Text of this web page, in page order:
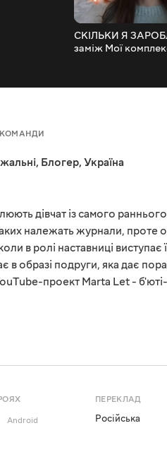
СКІЛЬКИ Я
заміж Мої
КОМАНДИ
, Блогер, Україна
дівчат із самого
належать журнали, проте
в ролі наставниці
в образі подруги, яка дає
проект Marta Let -
Android
ПЕРЕКЛАД
Російська